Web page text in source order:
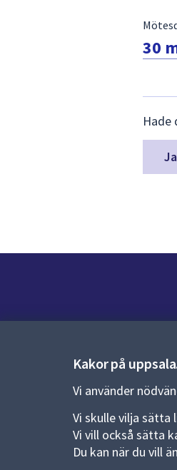
Kakor på
Vi använder
Vi skulle vilja
Vi vill också sätta
Du kan när du vill
30
för
denna
Hade
Kontaktcenter:
E-post:
Fler kontaktvägar
Pressrum